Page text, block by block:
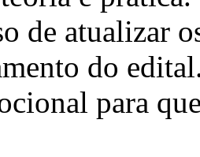
de atualizar
do
para